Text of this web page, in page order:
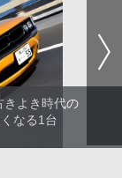
きよき時代の
なる1台